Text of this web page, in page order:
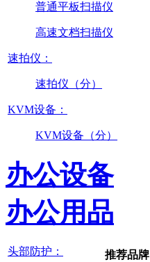
普通平板扫描仪
高速文档扫描仪
速拍仪：
速拍仪（分）
KVM设备：
KVM设备（分）
办公设备
办公用品
头部防护： 推荐品牌